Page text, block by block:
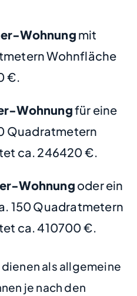
Wohnung mit
Wohnfläche
€.
Wohnungfür eine
Quadratmetern
ca. 246420 €.
Wohnung oder ein
150 Quadratmetern
ca. 410700 €.
als allgemeine
je nach den